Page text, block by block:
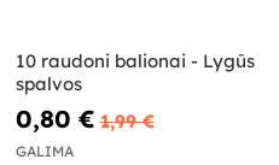
10 raudoni balionai - Lygūs
spalvos
0,80 € 1,99 €
GALIMA